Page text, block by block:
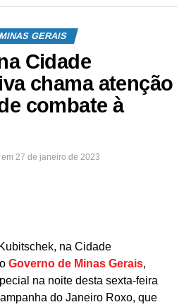
MINAS GERAIS
Cidade
chama atenção
combate à
em 27 de janeiro de 2023
na Cidade
Governo de Minas Gerais,
na noite desta sexta-feira
do Janeiro Roxo, que